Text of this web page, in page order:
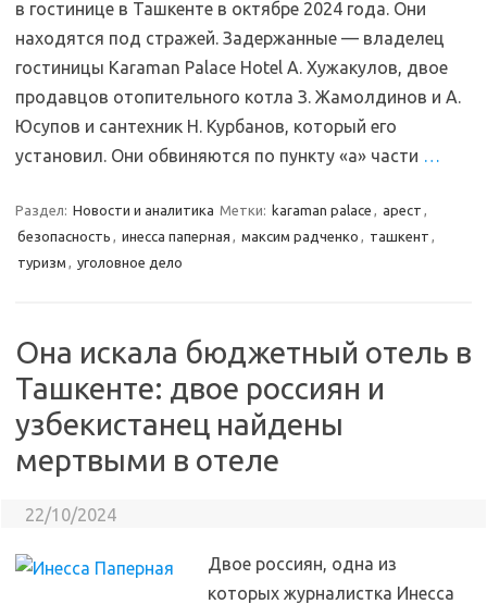
в гостинице в Ташкенте в октябре 2024 года. Они
находятся под стражей. Задержанные — владелец
гостиницы Karaman Palace Hotel А. Хужакулов, двое
продавцов отопительного котла З. Жамолдинов и А.
Юсупов и сантехник Н. Курбанов, который его
установил. Они обвиняются по пункту «а» части …
Раздел: Новости и аналитика Метки: karaman palace , арест ,
безопасность , инесса паперная , максим радченко , ташкент ,
туризм , уголовное дело
Она искала бюджетный отель в
Ташкенте: двое россиян и
узбекистанец найдены
мертвыми в отеле
22/10/2024
Двое россиян, одна из
которых журналистка Инесса